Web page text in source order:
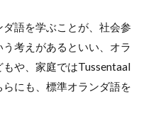
語を学ぶことが、社会参
考えがあるといい、オラ
や、家庭ではTussentaal
にも、標準オランダ語を